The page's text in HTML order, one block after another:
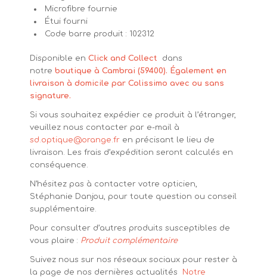
Microfibre fournie
Étui fourni
Code barre produit : 102312
Disponible en Click and Collect dans
notre boutique à Cambrai (59400). Également en
livraison à domicile par Colissimo avec ou sans
signature.
Si vous souhaitez expédier ce produit à l’étranger,
veuillez nous contacter par e-mail à
sd.optique@orange.fren précisant le lieu de
livraison. Les frais d’expédition seront calculés en
conséquence.
N’hésitez pas à contacter votre opticien,
Stéphanie Danjou, pour toute question ou conseil
supplémentaire.
Pour consulter d’autres produits susceptibles de
vous plaire : Produit complémentaire
Suivez nous sur nos réseaux sociaux pour rester à
la page de nos dernières actualités
Notre